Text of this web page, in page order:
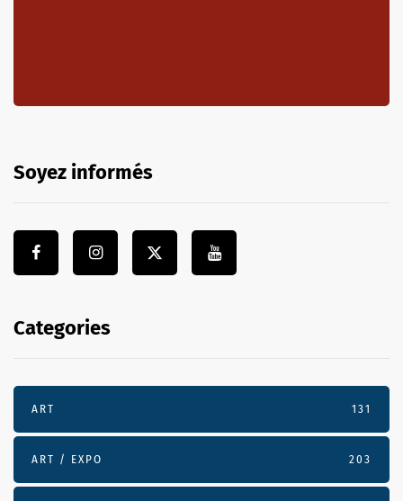
Soyez informés
Categories
ART 131
ART / EXPO 203